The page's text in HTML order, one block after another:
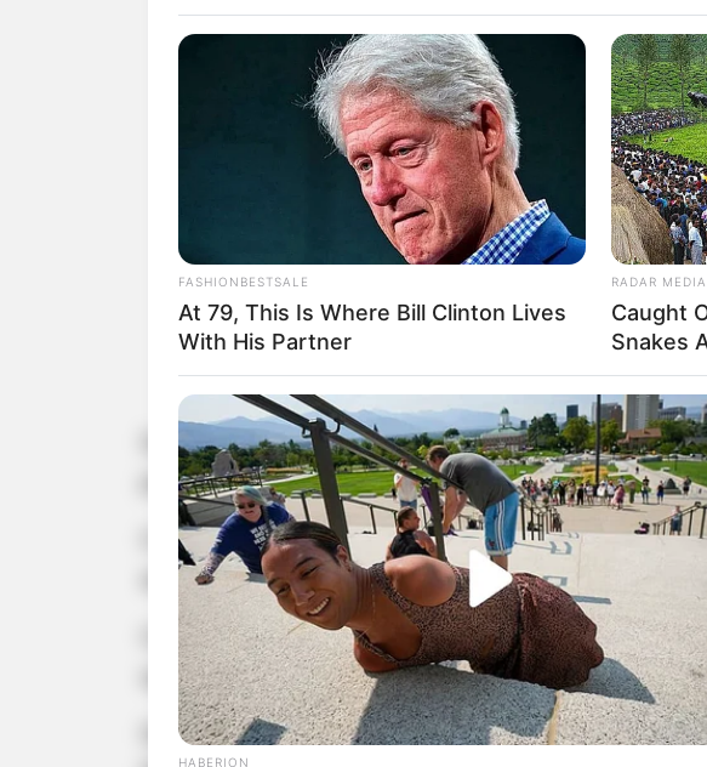
Além de estar
Durante o desencadeamento da Operação
para atendimento de um tombamento de
O acidente aconteceu às 02h15min da
acesso ao Anel Viário de Cândido Mota.
Conforme o histórico policial, foi constatado no
queda, porém não se feriu.
Durante o atendimento da ocorrência, os policiais
FASHIONBESTSALE
At 79, This Is Where Bill Clinton Lives
With His Partner
RADAR MEDIA
Caught
Snakes
HABERION